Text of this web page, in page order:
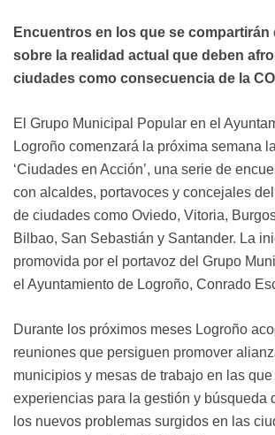
Encuentros en los que se compartirán
sobre la realidad actual que deben
ciudades como consecuencia de la
El Grupo Municipal Popular en el
Logroño comenzará la próxima semana
‘Ciudades en Acción’, una serie de
con alcaldes, portavoces y concejales
de ciudades como Oviedo, Vitoria,
Bilbao, San Sebastián y Santander. La
promovida por el portavoz del Grupo
el Ayuntamiento de Logroño, Conrado
Durante los próximos meses Logroño
reuniones que persiguen promover
municipios y mesas de trabajo en las
experiencias para la gestión y búsqueda
los nuevos problemas surgidos en las